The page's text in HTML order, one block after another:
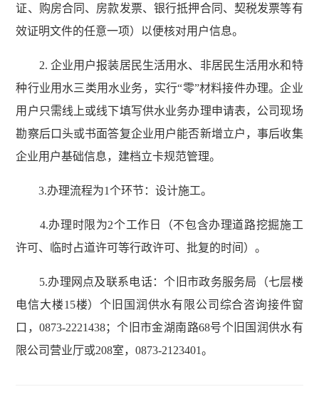
证、购房合同、房款发票、银行抵押合同、契税发票等有
效证明文件的任意一项）以便核对用户信息。
2. 企业用户报装居民生活用水、非居民生活用水和特
种行业用水三类用水业务，实行“零”材料接件办理。企业
用户只需线上或线下填写供水业务办理申请表，公司现场
勘察后口头或书面答复企业用户能否新增立户，事后收集
企业用户基础信息，建档立卡规范管理。
3.办理流程为1个环节：设计施工。
4.办理时限为2个工作日（不包含办理道路挖掘施工
许可、临时占道许可等行政许可、批复的时间）。
5.办理网点及联系电话：个旧市政务服务局（七层楼
电信大楼15楼）个旧国润供水有限公司综合咨询接件窗
口，0873-2221438；个旧市金湖南路68号个旧国润供水有
限公司营业厅或208室，0873-2123401。